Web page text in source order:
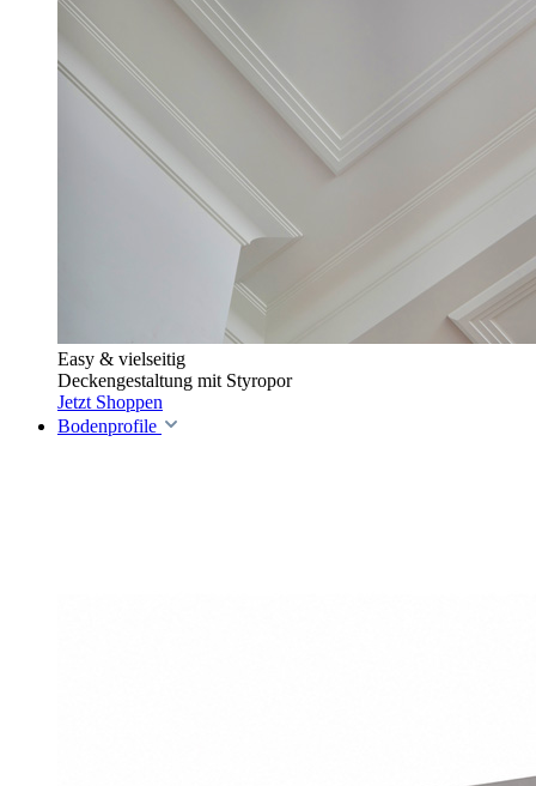
Easy & vielseitig
Deckengestaltung mit Styropor
Jetzt Shoppen
Bodenprofile